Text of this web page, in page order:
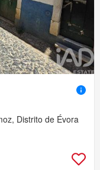
Distrito de Évora